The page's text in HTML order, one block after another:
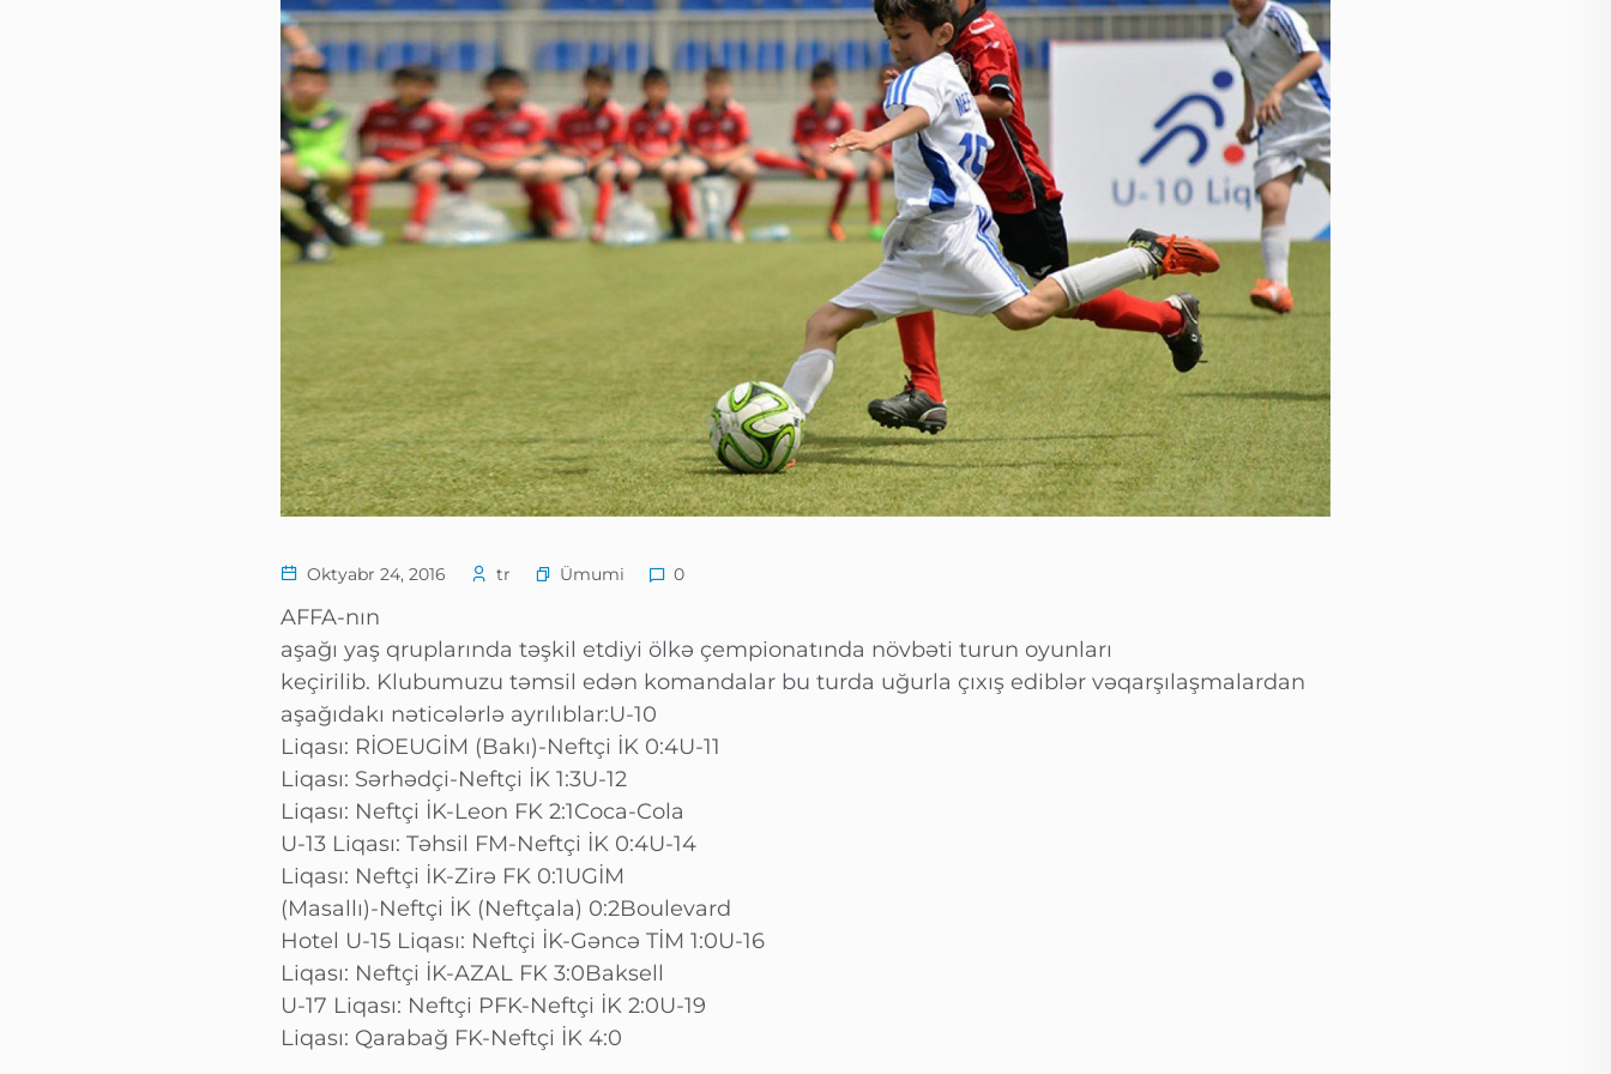
Oktyabr 24, 2016 tr Ümumi 0
AFFA-nın
aşağı yaş qruplarında təşkil etdiyi ölkə çempionatında növbəti turun oyunları
keçirilib. Klubumuzu təmsil edən komandalar bu turda uğurla çıxış ediblər vəqarşılaşmalardan
aşağıdakı nəticələrlə ayrılıblar:U-10
Liqası: RİOEUGİM (Bakı)-Neftçi İK 0:4U-11
Liqası: Sərhədçi-Neftçi İK 1:3U-12
Liqası: Neftçi İK-Leon FK 2:1Coca-Cola
U-13 Liqası: Təhsil FM-Neftçi İK 0:4U-14
Liqası: Neftçi İK-Zirə FK 0:1UGİM
(Masallı)-Neftçi İK (Neftçala) 0:2Boulevard
Hotel U-15 Liqası: Neftçi İK-Gəncə TİM 1:0U-16
Liqası: Neftçi İK-AZAL FK 3:0Baksell
U-17 Liqası: Neftçi PFK-Neftçi İK 2:0U-19
Liqası: Qarabağ FK-Neftçi İK 4:0